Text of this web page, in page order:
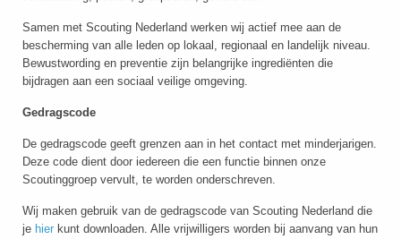
Samen met Scouting Nederland werken wij actief mee aan de
bescherming van alle leden op lokaal, regionaal en landelijk niveau.
Bewustwording en preventie zijn belangrijke ingrediënten die
bijdragen aan een sociaal veilige omgeving.
Gedragscode
De gedragscode geeft grenzen aan in het contact met minderjarigen.
Deze code dient door iedereen die een functie binnen onze
Scoutinggroep vervult, te worden onderschreven.
Wij maken gebruik van de gedragscode van Scouting Nederland die
je hier kunt downloaden. Alle vrijwilligers worden bij aanvang van hun